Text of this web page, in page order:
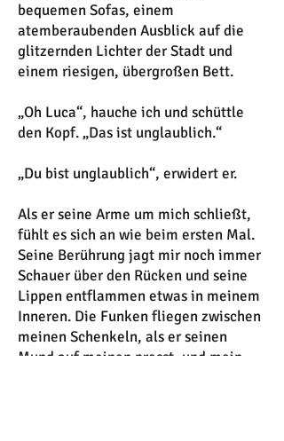
bequemen Sofas, einem
atemberaubenden Ausblick auf die
glitzernden Lichter der Stadt und
einem riesigen, übergroßen Bett.
„Oh Luca“, hauche ich und schüttle
den Kopf. „Das ist unglaublich.“
„Du bist unglaublich“, erwidert er.
Als er seine Arme um mich schließt,
fühlt es sich an wie beim ersten Mal.
Seine Berührung jagt mir noch immer
Schauer über den Rücken und seine
Lippen entflammen etwas in meinem
Inneren. Die Funken fliegen zwischen
meinen Schenkeln, als er seinen
Mund auf meinen presst, und mein